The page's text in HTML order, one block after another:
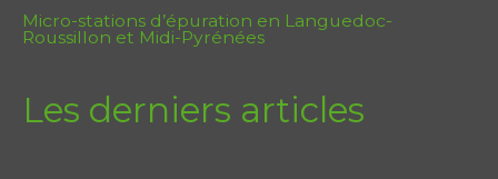
Micro-stations d’épuration en Languedoc-
Roussillon et Midi-Pyrénées
Les derniers articles